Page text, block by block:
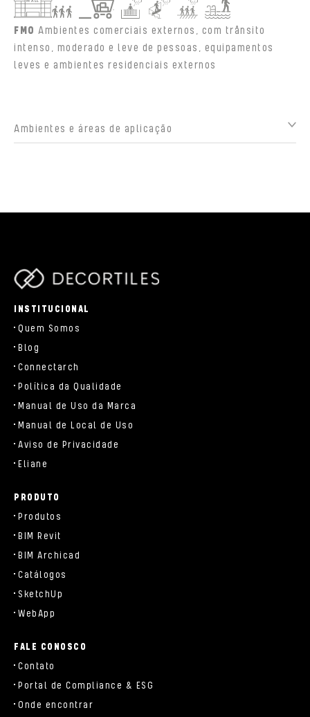
FMO Ambientes comerciais externos, com trânsito
intenso, moderado e leve de pessoas, equipamentos
leves e ambientes residenciais externos
Ambientes e áreas de aplicação
INSTITUCIONAL
Quem Somos
Blog
Connectarch
Política da Qualidade
Manual de Uso da Marca
Manual de Local de Uso
Aviso de Privacidade
Eliane
PRODUTO
Produtos
BIM Revit
BIM Archicad
Catálogos
SketchUp
WebApp
FALE CONOSCO
Contato
Portal de Compliance & ESG
Onde encontrar